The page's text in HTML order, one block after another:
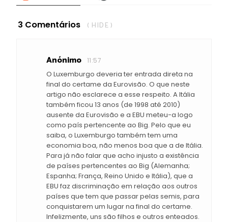
3 Comentários ( HIDE )
Anónimo 11:57
O Luxemburgo deveria ter entrada direta na
final do certame da Eurovisão. O que neste
artigo não esclarece a esse respeito. A Itália
também ficou 13 anos (de 1998 até 2010)
ausente da Eurovisão e a EBU meteu-a logo
como país pertencente ao Big. Pelo que eu
saiba, o Luxemburgo também tem uma
economia boa, não menos boa que a de Itália.
Para já não falar que acho injusto a existência
de países pertencentes ao Big (Alemanha;
Espanha; França, Reino Unido e Itália), que a
EBU faz discriminação em relação aos outros
países que tem que passar pelas semis, para
conquistarem um lugar na final do certame.
Infelizmente, uns são filhos e outros enteados.